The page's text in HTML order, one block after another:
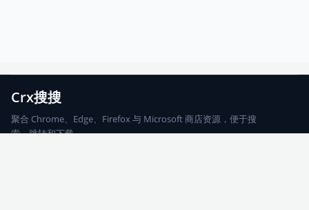
Crx搜搜
聚合 Chrome、Edge、Firefox 与 Microsoft 商店资源，便于搜
索、跳转和下载。